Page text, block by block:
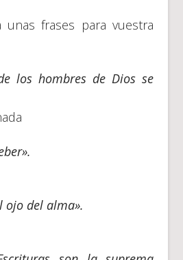
unas frases para vuestra
los hombres de Dios se
ojo del alma».